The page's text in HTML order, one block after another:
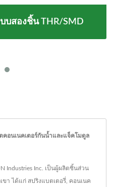
บสองชิ้น THR/SMD
คอนเนคเตอร์กันน้ำและแจ็คโมดูล
Industries Inc. เป็นผู้ผลิตชิ้นส่วน
า ได้แก่ สปริงแบตเตอรี่, คอนเนค